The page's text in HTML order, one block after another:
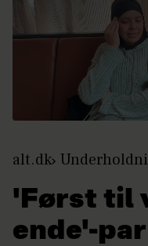
alt.dk
'Først til
ende'-